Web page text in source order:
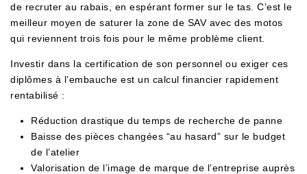
de recruter au rabais, en espérant former sur le tas. C’est le
meilleur moyen de saturer la zone de SAV avec des motos
qui reviennent trois fois pour le même problème client.
Investir dans la certification de son personnel ou exiger ces
diplômes à l’embauche est un calcul financier rapidement
rentabilisé :
Réduction drastique du temps de recherche de panne
Baisse des pièces changées “au hasard” sur le budget
de l’atelier
Valorisation de l’image de marque de l’entreprise auprès